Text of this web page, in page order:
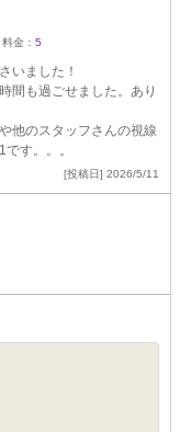
金： 5
いました！
間も過ごせました。あり
他のスタッフさんの視線
す。。。
[投稿日] 2026/5/11